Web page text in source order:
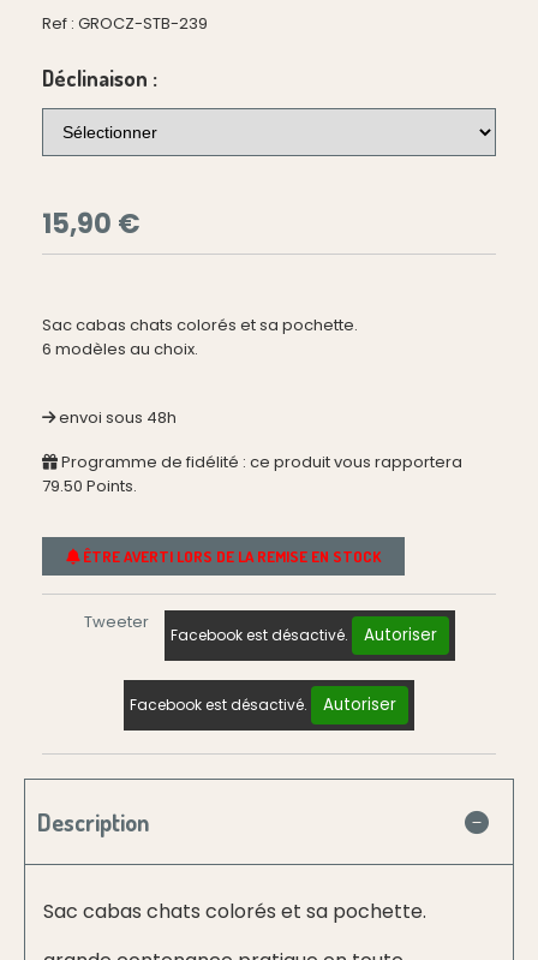
Ref : GROCZ-STB-239
Déclinaison :
15,90 €
Sac cabas chats colorés et sa pochette.
6 modèles au choix.
envoi sous 48h
Programme de fidélité : ce produit vous rapportera
79.50 Points.
ÊTRE AVERTI LORS DE LA REMISE EN STOCK
Tweeter
Facebook est désactivé. Autoriser
Facebook est désactivé. Autoriser
Description
Sac cabas chats colorés et sa pochette.